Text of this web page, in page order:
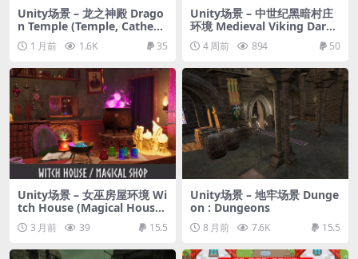
Unity场景 – 龙之神殿 Drago
n Temple (Temple, Cathedr
al, Temple Interior, Cathed
ral Interior, Dungeon)
1 月前 1.6K 35
Unity场景 – 中世纪黑暗村庄
环境 Medieval Viking Dark
Village Environment
4 周前 894 50
Unity场景 – 女巫房屋环境 Wi
tch House (Magical House,
Magical Shop, Witch Shop,
Fantasy Shop)
3 月前 39 15.5
Unity场景 – 地牢场景 Dunge
on : Dungeons
8 月前 7.6K 15.5